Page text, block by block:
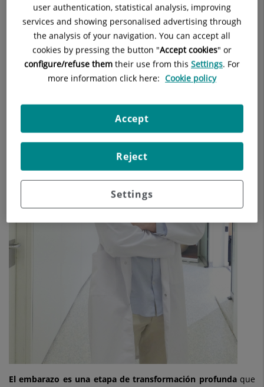
significa que se esté haciendo algo mal, significa estar
viviendo un proceso de cambio complejo", afirmaJuan Luis
Barroso Benito,psicólogo sanitariodelHospital Quirónsalud
San José
.
El embarazo es una etapa de transformación profunda que
user authentication, statistical analysis, improving
services and showing personalised advertising through
the analysis of your navigation. You can accept all
cookies by pressing the button "Accept cookies" or
configure/refuse them their use from this Settings. For
more information click here: Cookie policy
Settings
Reject
Accept